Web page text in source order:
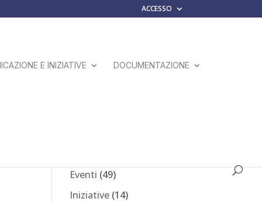
ACCESSO
E INIZIATIVE DOCUMENTAZIONE
Eventi (49)
Iniziative (14)